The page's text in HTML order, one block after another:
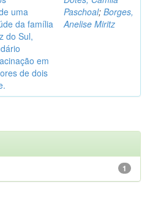
uma
da família
do Sul,
em
de dois
Paschoal; Borges,
Anelise Miritz
1